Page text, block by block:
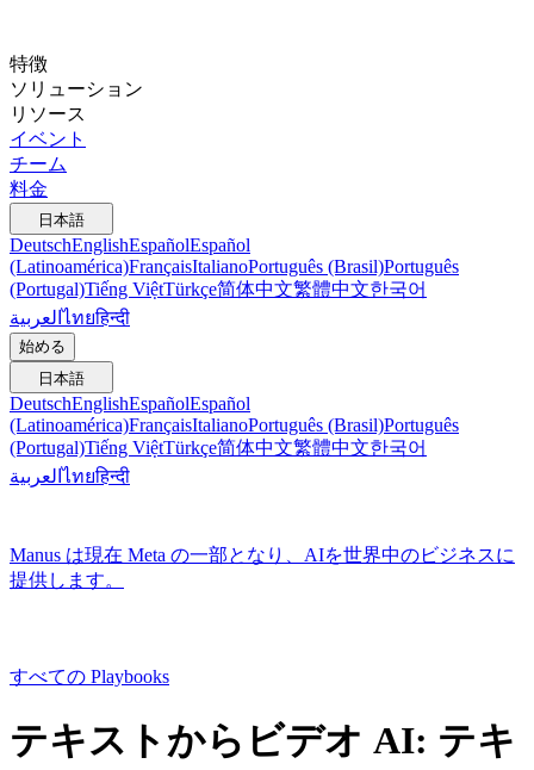
特徴
ソリューション
リソース
イベント
チーム
料金
日本語
DeutschEnglishEspañolEspañol
(Latinoamérica)FrançaisItalianoPortuguês (Brasil)Português
(Portugal)Tiếng ViệtTürkçe简体中文繁體中文한국어
العربيةไทยहिन्दी
始める
日本語
DeutschEnglishEspañolEspañol
(Latinoamérica)FrançaisItalianoPortuguês (Brasil)Português
(Portugal)Tiếng ViệtTürkçe简体中文繁體中文한국어
العربيةไทยहिन्दी
Manus は現在 Meta の一部となり、AIを世界中のビジネスに
提供します。
すべての Playbooks
テキストからビデオ AI: テキ